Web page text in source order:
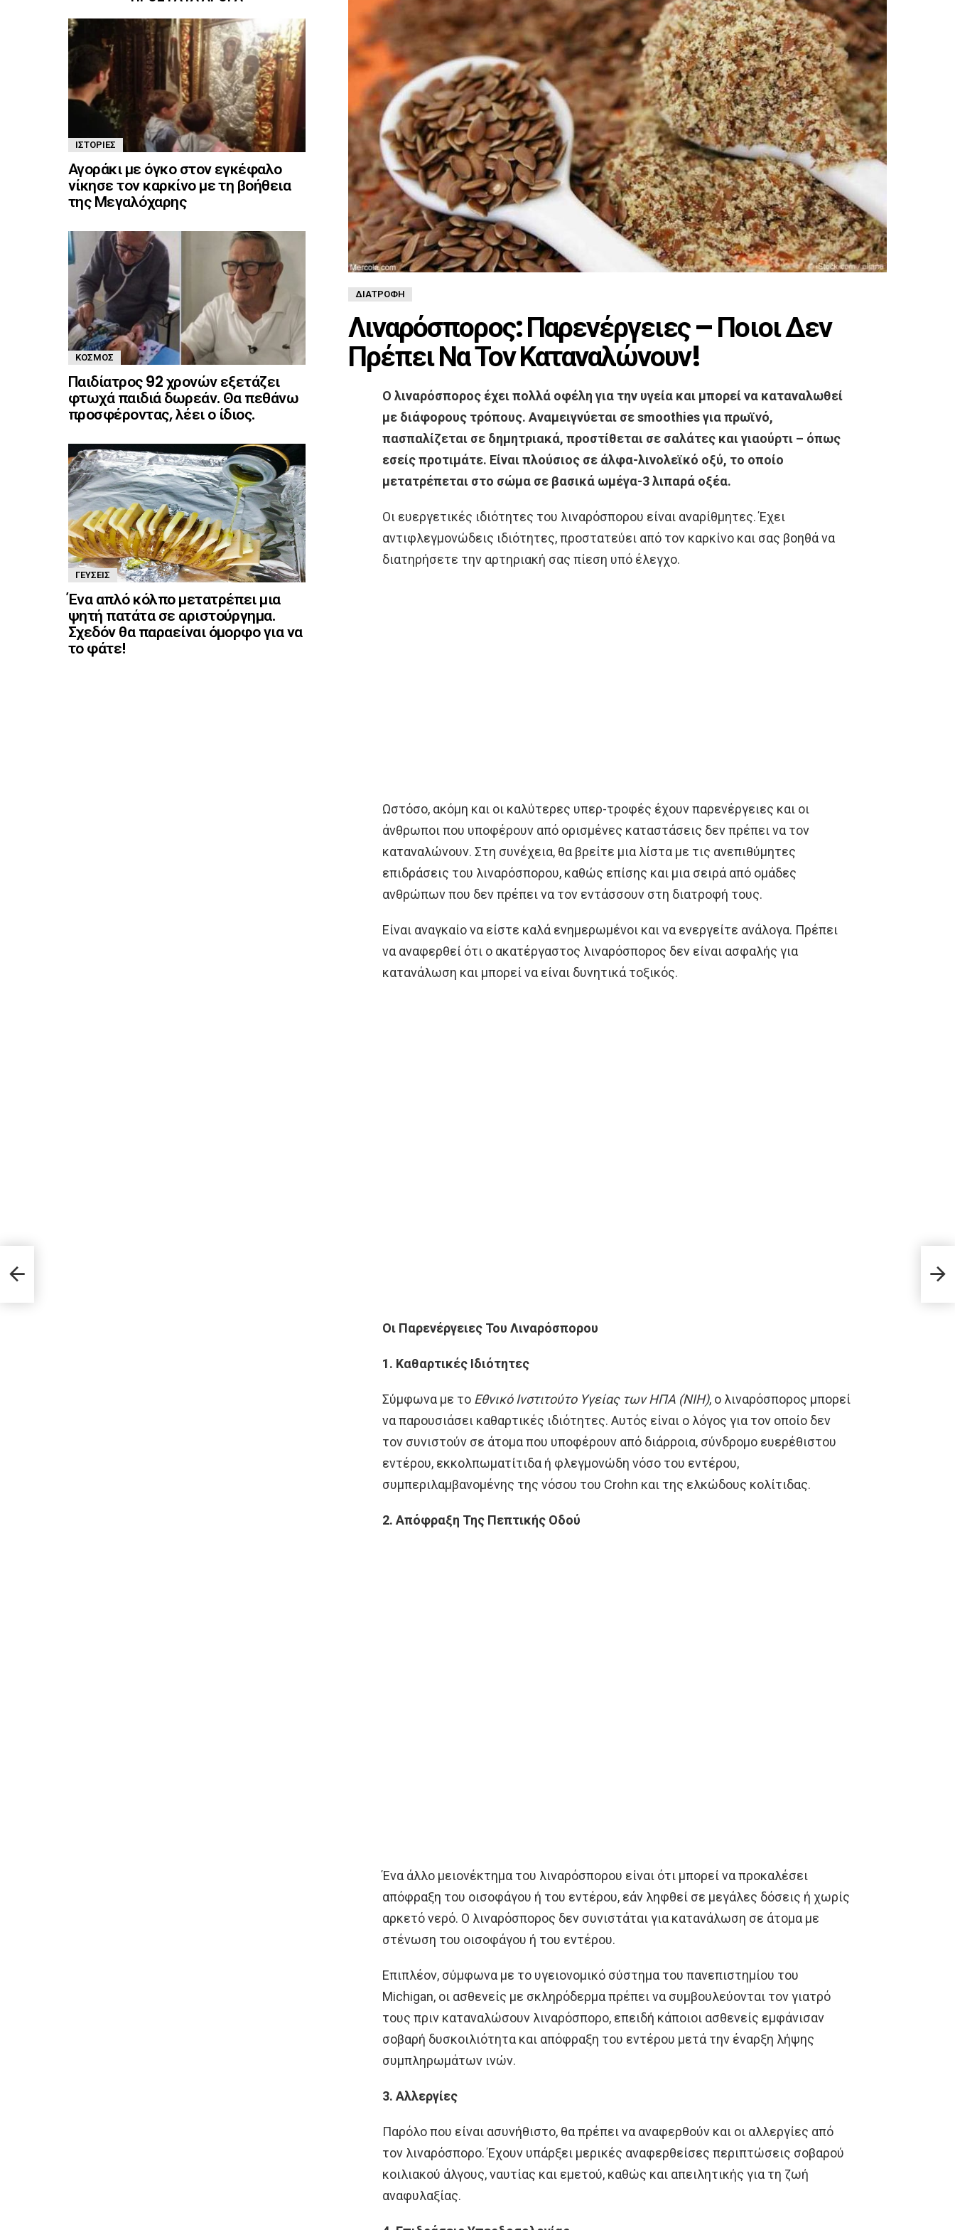
ΔΙΑΤΡΟΦΉ
Λιναρόσπορος: Παρενέργειες – Ποιοι Δεν
Πρέπει Να Τον Καταναλώνουν!
Ο λιναρόσπορος έχει πολλά οφέλη για την υγεία και μπορεί να καταναλωθεί
με διάφορους τρόπους. Αναμειγνύεται σε smoothies για πρωϊνό,
πασπαλίζεται σε δημητριακά, προστίθεται σε σαλάτες και γιαούρτι – όπως
εσείς προτιμάτε. Είναι πλούσιος σε άλφα-λινολεϊκό οξύ, το οποίο
μετατρέπεται στο σώμα σε βασικά ωμέγα-3 λιπαρά οξέα.
Οι ευεργετικές ιδιότητες του λιναρόσπορου είναι αναρίθμητες. Έχει
αντιφλεγμονώδεις ιδιότητες, προστατεύει από τον καρκίνο και σας βοηθά να
διατηρήσετε την αρτηριακή σας πίεση υπό έλεγχο.
Ωστόσο, ακόμη και οι καλύτερες υπερ-τροφές έχουν παρενέργειες και οι
άνθρωποι που υποφέρουν από ορισμένες καταστάσεις δεν πρέπει να τον
καταναλώνουν. Στη συνέχεια, θα βρείτε μια λίστα με τις ανεπιθύμητες
επιδράσεις του λιναρόσπορου, καθώς επίσης και μια σειρά από ομάδες
ανθρώπων που δεν πρέπει να τον εντάσσουν στη διατροφή τους.
Είναι αναγκαίο να είστε καλά ενημερωμένοι και να ενεργείτε ανάλογα. Πρέπει
να αναφερθεί ότι ο ακατέργαστος λιναρόσπορος δεν είναι ασφαλής για
κατανάλωση και μπορεί να είναι δυνητικά τοξικός.
Οι Παρενέργειες Του Λιναρόσπορου
1. Καθαρτικές Ιδιότητες
Σύμφωνα με το Εθνικό Ινστιτούτο Υγείας των ΗΠΑ (NIH), ο λιναρόσπορος μπορεί
να παρουσιάσει καθαρτικές ιδιότητες. Αυτός είναι ο λόγος για τον οποίο δεν
τον συνιστούν σε άτομα που υποφέρουν από διάρροια, σύνδρομο ευερέθιστου
εντέρου, εκκολπωματίτιδα ή φλεγμονώδη νόσο του εντέρου,
συμπεριλαμβανομένης της νόσου του Crohn και της ελκώδους κολίτιδας.
2. Απόφραξη Της Πεπτικής Οδού
Ένα άλλο μειονέκτημα του λιναρόσπορου είναι ότι μπορεί να προκαλέσει
απόφραξη του οισοφάγου ή του εντέρου, εάν ληφθεί σε μεγάλες δόσεις ή χωρίς
αρκετό νερό. Ο λιναρόσπορος δεν συνιστάται για κατανάλωση σε άτομα με
στένωση του οισοφάγου ή του εντέρου.
Επιπλέον, σύμφωνα με το υγειονομικό σύστημα του πανεπιστημίου του
Michigan, οι ασθενείς με σκληρόδερμα πρέπει να συμβουλεύονται τον γιατρό
τους πριν καταναλώσουν λιναρόσπορο, επειδή κάποιοι ασθενείς εμφάνισαν
σοβαρή δυσκοιλιότητα και απόφραξη του εντέρου μετά την έναρξη λήψης
συμπληρωμάτων ινών.
3. Αλλεργίες
Παρόλο που είναι ασυνήθιστο, θα πρέπει να αναφερθούν και οι αλλεργίες από
τον λιναρόσπορο. Έχουν υπάρξει μερικές αναφερθείσες περιπτώσεις σοβαρού
κοιλιακού άλγους, ναυτίας και εμετού, καθώς και απειλητικής για τη ζωή
αναφυλαξίας.
από
ΙΣΤΟΡΊΕΣ
Αγοράκι με όγκο στον εγκέφαλο
νίκησε τον καρκίνο με τη βοήθεια
της Μεγαλόχαρης
ΚΌΣΜΟΣ
Παιδίατρος 92 χρονών εξετάζει
φτωχά παιδιά δωρεάν. Θα πεθάνω
προσφέροντας, λέει ο ίδιος.
ΓΕΎΣΕΙΣ
Ένα απλό κόλπο μετατρέπει μια
ψητή πατάτα σε αριστούργημα.
Σχεδόν θα παραείναι όμορφο για να
το φάτε!